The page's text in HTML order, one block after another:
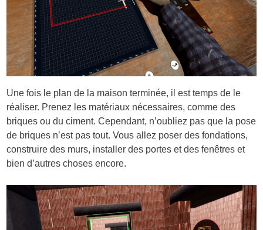
Une fois le plan de la maison terminée, il est temps de le
réaliser. Prenez les matériaux nécessaires, comme des
briques ou du ciment. Cependant, n’oubliez pas que la pose
de briques n’est pas tout. Vous allez poser des fondations,
construire des murs, installer des portes et des fenêtres et
bien d’autres choses encore.